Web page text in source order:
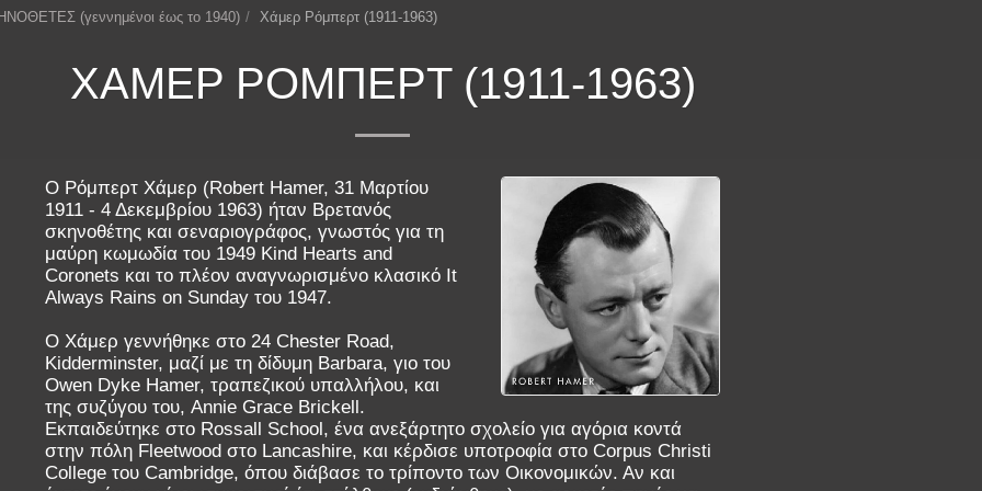
(γεννημένοι έως το 1940) Χάμερ Ρόμπερτ (1911-1963)
ΧΆΜΕΡ ΡΌΜΠΕΡΤ (1911-1963)
Ο Ρόμπερτ Χάμερ (Robert Hamer, 31 Μαρτίου
1911 - 4 Δεκεμβρίου 1963) ήταν Βρετανός
σκηνοθέτης και σεναριογράφος, γνωστός για τη
μαύρη κωμωδία του 1949 Kind Hearts and
Coronets και το πλέον αναγνωρισμένο κλασικό It
Always Rains on Sunday του 1947.
Ο Χάμερ γεννήθηκε στο 24 Chester Road,
Kidderminster, μαζί με τη δίδυμη Barbara, γιο του
Owen Dyke Hamer, τραπεζικού υπαλλήλου, και
της συζύγου του, Annie Grace Brickell.
Εκπαιδεύτηκε στο Rossall School, ένα ανεξάρτητο σχολείο για αγόρια κοντά
στην πόλη Fleetwood στο Lancashire, και κέρδισε υποτροφία στο Corpus Christi
College του Cambridge, όπου διάβασε το τρίποντο των Οικονομικών. Αν και